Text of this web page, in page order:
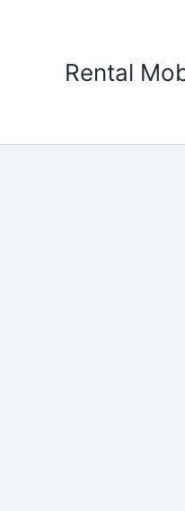
Rental